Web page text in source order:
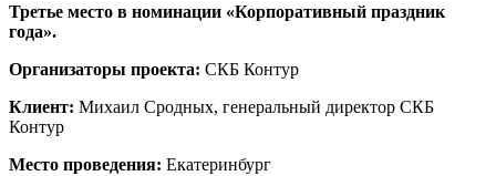
Третье место в номинации «Корпоративный праздник
года».
Организаторы проекта: СКБ Контур
Клиент: Михаил Сродных, генеральный директор СКБ
Контур
Место проведения: Екатеринбург